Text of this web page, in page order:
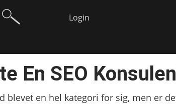
Login
En SEO
blevet en hel kategori for sig, men er